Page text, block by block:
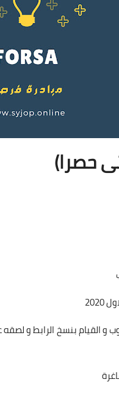
حصرا)
القيام بنسخ الرابط و